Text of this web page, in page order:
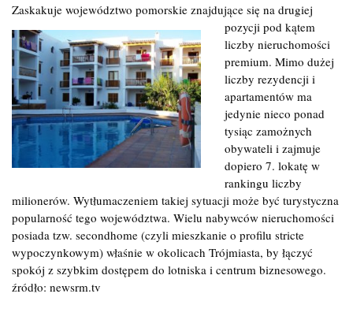
Zaskakuje województwo pomorskie znajdujące się na drugiej
pozycji pod kątem
liczby nieruchomości
premium. Mimo dużej
liczby rezydencji i
apartamentów ma
jedynie nieco ponad
tysiąc zamożnych
obywateli i zajmuje
dopiero 7. lokatę w
rankingu liczby
milionerów. Wytłumaczeniem takiej sytuacji może być turystyczna
popularność tego województwa. Wielu nabywców nieruchomości
posiada tzw. secondhome (czyli mieszkanie o profilu stricte
wypoczynkowym) właśnie w okolicach Trójmiasta, by łączyć
spokój z szybkim dostępem do lotniska i centrum biznesowego.
źródło: newsrm.tv